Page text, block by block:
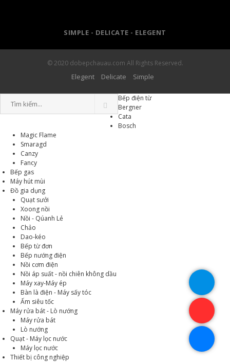
SIMPLE - DELICATE - ELEGENT
© 2020 dobepchauau.com All Rights Reserved.
Elegent Delicate Simple
Bếp điện từ
Bergner
Cata
Bosch
Magic Flame
Smaragd
Canzy
Fancy
Bếp gas
Máy hút mùi
Đồ gia dụng
Quạt sưởi
Xoong nồi
Nồi - Qúanh Lẻ
Chảo
Dao-kéo
Bếp từ đơn
Bếp nướng điện
Nồi cơm điện
Nồi áp suất - nồi chiên không dầu
Máy xay-Máy ép
Bàn là điện - Máy sấy tóc
Ấm siêu tốc
Máy rửa bát - Lò nướng
Máy rửa bát
Lò nướng
Quạt - Máy lọc nước
Máy lọc nước
Thiết bị công nghiệp